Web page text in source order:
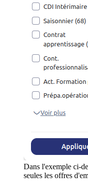
Dans l'exemple ci-
seules les offres